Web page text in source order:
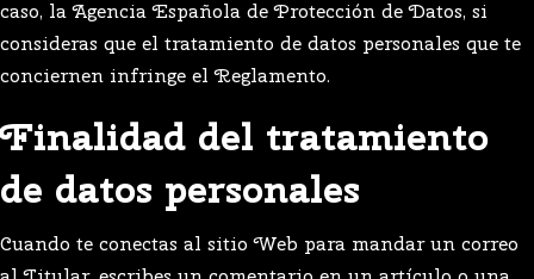
caso, la Agencia Española de Protección de Datos, si
consideras que el tratamiento de datos personales que te
conciernen infringe el Reglamento.
Finalidad del tratamiento
de datos personales
Cuando te conectas al sitio Web para mandar un correo